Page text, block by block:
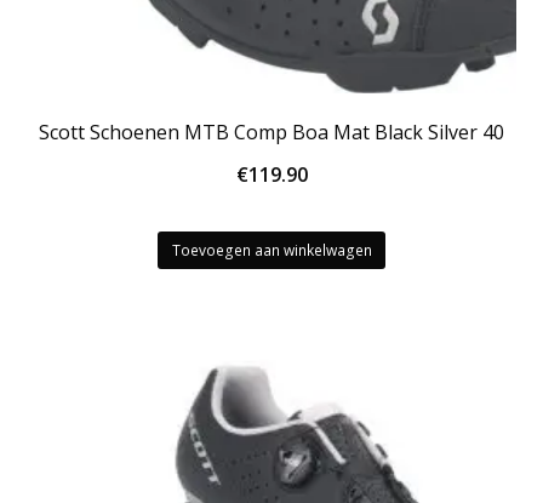
Scott Schoenen MTB Comp Boa Mat Black Silver 40
€119.90
Toevoegen aan winkelwagen